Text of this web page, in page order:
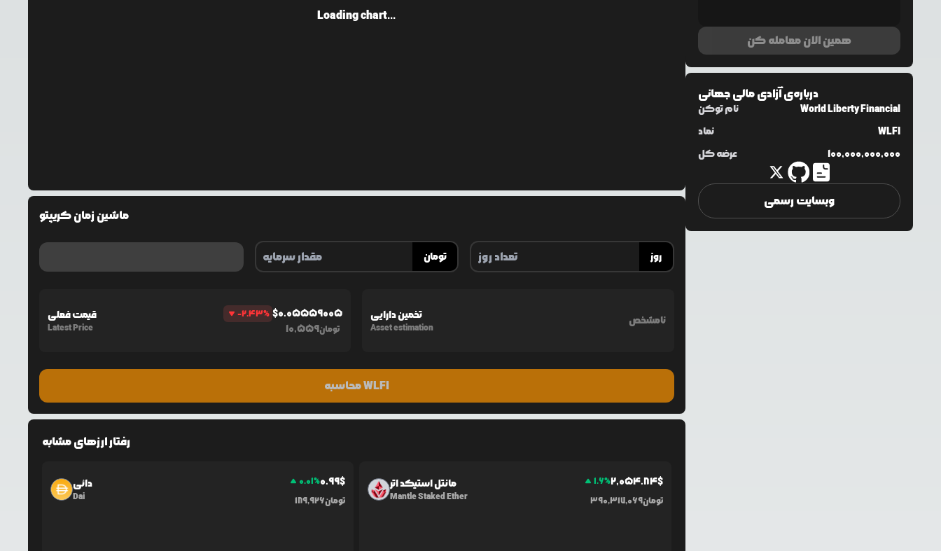
Loading chart...
ماشین زمان کریپتو
تومان روز
قیمت فعلی
Latest Price
-2.43% $0.05559005
10,559تومان
تخمین دارایی
Asset estimation
نامشخص
محاسبه WLFI
رفتار ارزهای مشابه
دائی
Dai
0.01%0.99$
189,926تومان
مانتل استیکد اتر
Mantle Staked Ether
1.6%2,054.84$
390,317,069تومان
همین الان معامله کن
درباره‌یآزادی مالی جهانی
نام توکن
World Liberty Financial
نماد
WLFI
عرضه کل
100,000,000,000
وبسایت رسمی